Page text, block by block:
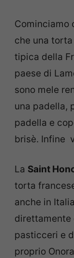
Cominciamo
che una
tipica della
paese di
sono mele
una padella,
padella e
brisè. Infine
La Saint
torta
anche in
direttamente
pasticceri e
proprio